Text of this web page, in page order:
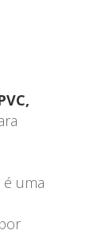
uma